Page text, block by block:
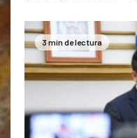
3 min de lectura